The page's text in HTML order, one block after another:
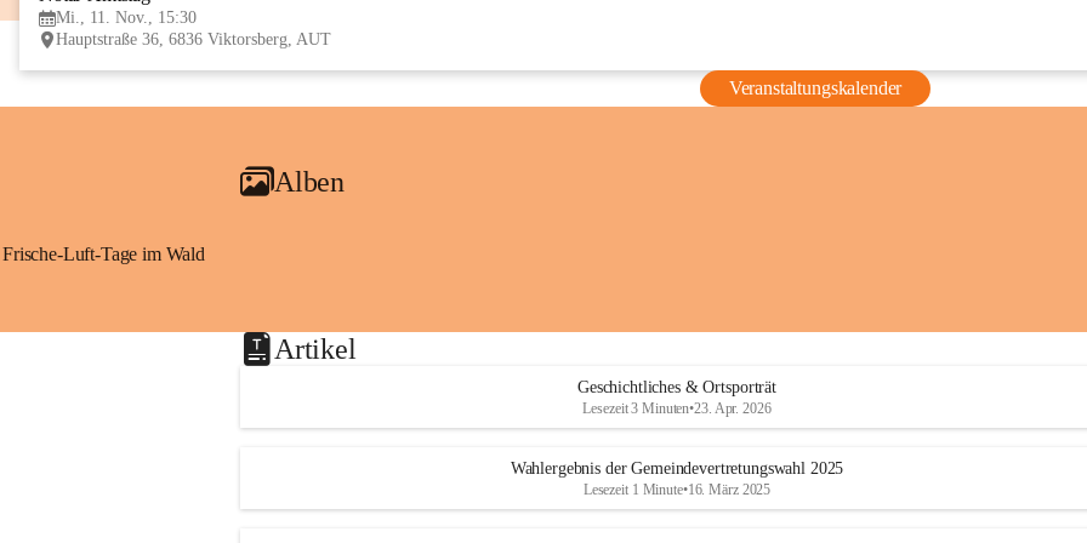
Mi., 11. Nov., 15:30
Hauptstraße 36, 6836 Viktorsberg, AUT
Veranstaltungskalender
Alben
Frische-Luft-Tage im Wald
Artikel
Geschichtliches & Ortsporträt
Lesezeit 3 Minuten•23. Apr. 2026
Wahlergebnis der Gemeindevertretungswahl 2025
Lesezeit 1 Minute•16. März 2025